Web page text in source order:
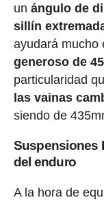
un ángulo de
sillín
ayudará mucho
generoso de
particularidad
las vainas
siendo de
Suspensiones
del enduro
A la hora de